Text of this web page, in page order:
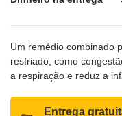
Um remédio combinado
resfriado, como
a respiração e reduz a
Entrega